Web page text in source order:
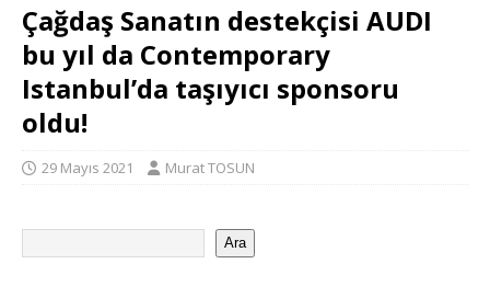
Çağdaş Sanatın destekçisi AUDI
bu yıl da Contemporary
Istanbul’da taşıyıcı sponsoru
oldu!
29 Mayıs 2021 Murat TOSUN
Ara